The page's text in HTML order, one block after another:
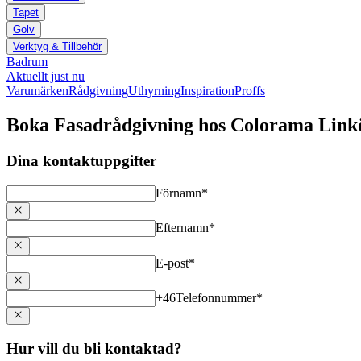
Tapet
Golv
Verktyg & Tillbehör
Badrum
Aktuellt just nu
VarumärkenRådgivningUthyrningInspirationProffs
Boka Fasadrådgivning hos Colorama
Dina kontaktuppgifter
Förnamn*
Efternamn*
E-post*
+46Telefonnummer*
Hur vill du bli kontaktad?